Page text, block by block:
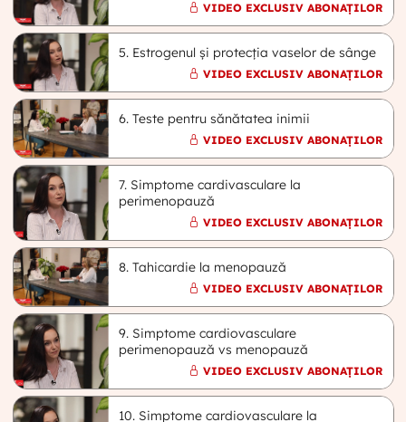
VIDEO EXCLUSIV ABONAȚILOR
5. Estrogenul și protecția vaselor de sânge
VIDEO EXCLUSIV ABONAȚILOR
6. Teste pentru sănătatea inimii
VIDEO EXCLUSIV ABONAȚILOR
7. Simptome cardivasculare la
perimenopauză
VIDEO EXCLUSIV ABONAȚILOR
8. Tahicardie la menopauză
VIDEO EXCLUSIV ABONAȚILOR
9. Simptome cardiovasculare
perimenopauză vs menopauză
VIDEO EXCLUSIV ABONAȚILOR
10. Simptome cardiovasculare la